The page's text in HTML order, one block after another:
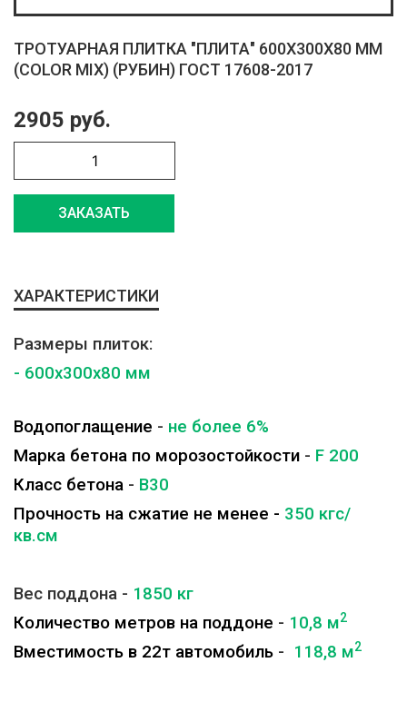
ТРОТУАРНАЯ ПЛИТКА "ПЛИТА" 600X300X80 ММ
(COLOR MIX) (РУБИН) ГОСТ 17608-2017
2905 руб.
ЗАКАЗАТЬ
ХАРАКТЕРИСТИКИ
Размеры плиток:
- 600x300x80 мм
Водопоглащение - не более 6%
Марка бетона по морозостойкости - F 200
Класс бетона - B30
Прочность на сжатие не менее - 350 кгс/
кв.см
Вес поддона - 1850 кг
Количество метров на поддоне - 10,8 м2
Вместимость в 22т автомобиль - 118,8 м2